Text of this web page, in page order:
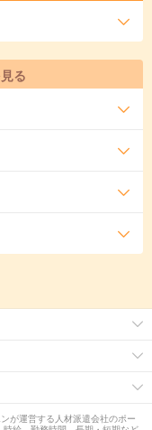
る
が運営する人材派遣会社のポー